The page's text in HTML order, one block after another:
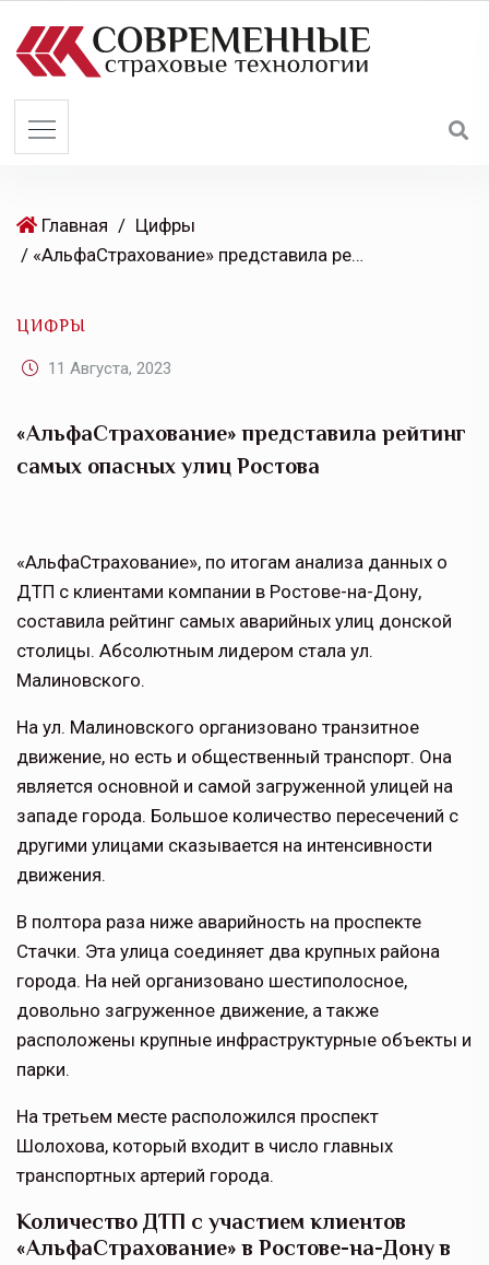
Главная / Цифры
/ «АльфаСтрахование» представила рейтинг самых опасных улиц Ростова
ЦИФРЫ
11 Августа, 2023
«АльфаСтрахование» представила рейтинг
самых опасных улиц Ростова
«АльфаСтрахование», по итогам анализа данных о
ДТП с клиентами компании в Ростове-на-Дону,
составила рейтинг самых аварийных улиц донской
столицы. Абсолютным лидером стала ул.
Малиновского.
На ул. Малиновского организовано транзитное
движение, но есть и общественный транспорт. Она
является основной и самой загруженной улицей на
западе города. Большое количество пересечений с
другими улицами сказывается на интенсивности
движения.
В полтора раза ниже аварийность на проспекте
Стачки. Эта улица соединяет два крупных района
города. На ней организовано шестиполосное,
довольно загруженное движение, а также
расположены крупные инфраструктурные объекты и
парки.
На третьем месте расположился проспект
Шолохова, который входит в число главных
транспортных артерий города.
Количество ДТП с участием клиентов
«АльфаСтрахование» в Ростове-на-Дону в